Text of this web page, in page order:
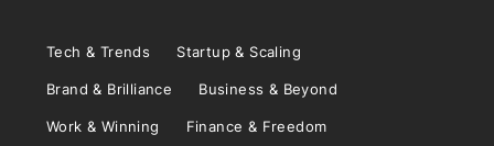
Tech & Trends Startup & Scaling
Brand & Brilliance Business & Beyond
Work & Winning Finance & Freedom